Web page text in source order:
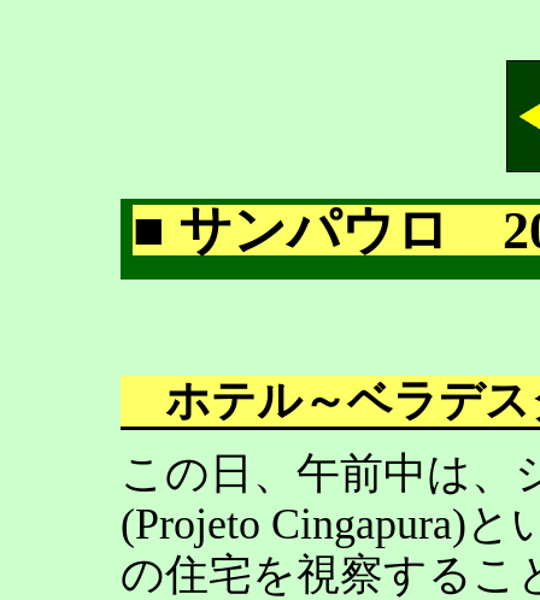
■ サンパウロ
ホテル～ベラデス
この日、午前中は、
(Projeto Cingapura)
の住宅を視察するこ